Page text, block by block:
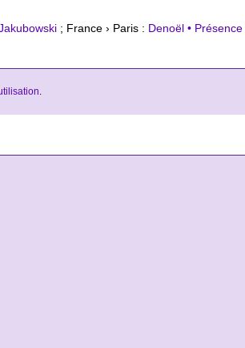
; France › Paris : Denoël •
.